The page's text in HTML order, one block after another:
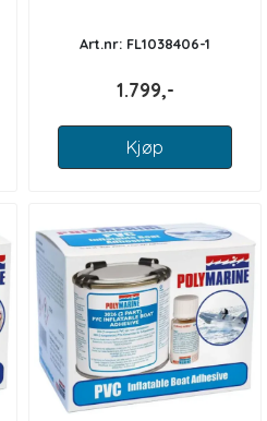
Art.nr: FL1038406-1
1.799,-
Kjøp